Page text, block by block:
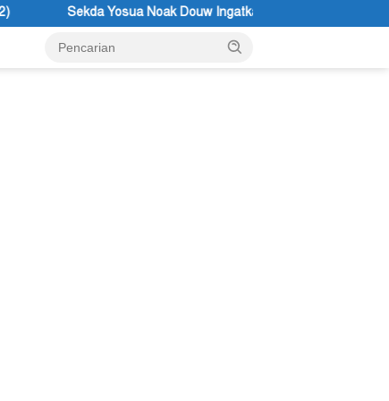
Noak Douw Ingatkan ASN Tolikara Tidak Mudah Terima Informasi